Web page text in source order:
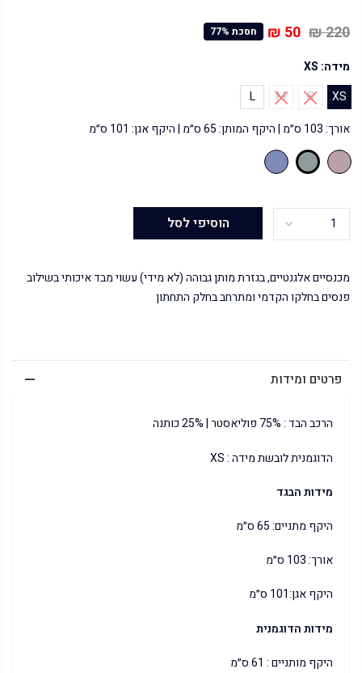
220 ₪
50 ₪ חסכת 77%
מידה: XS
XS
S
M
L
אורך: 103 ס״מ | היקף המותן: 65 ס״מ | היקף אגן: 101 ס״מ
הוסיפי לסל
מכנסיים אלגנטיים, בגזרת מותן גבוהה (לא מידי) עשוי מבד איכותי בשילוב
פנסים בחלקו הקדמי ומתרחב בחלק התחתון
פרטים ומידות
הרכב הבד : 75% פוליאסטר | 25% כותנה
הדוגמנית לובשת מידה : XS
מידות הבגד
היקף מתניים: 65 ס״מ
אורך: 103 ס״מ
היקף אגן:101 ס״מ
מידות הדוגמנית
היקף מותניים : 61 ס״מ